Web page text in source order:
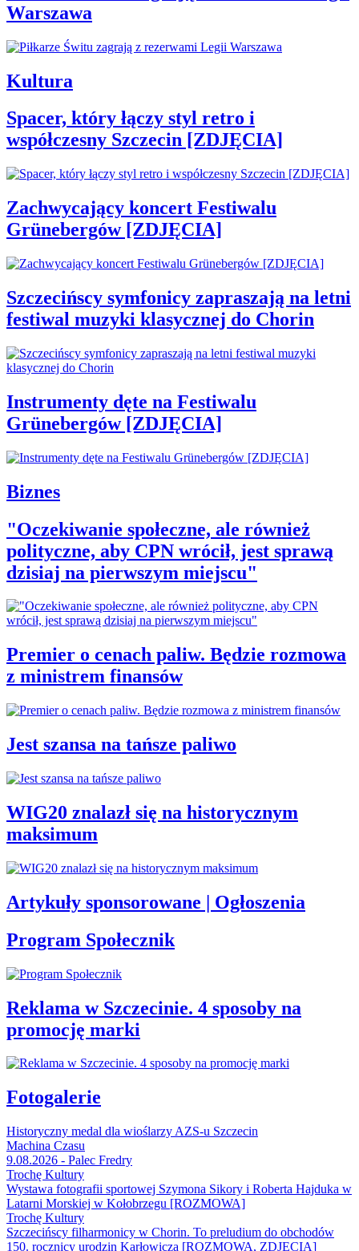
Warszawa
Kultura
Spacer, który łączy styl retro i
współczesny Szczecin [ZDJĘCIA]
Zachwycający koncert Festiwalu
Grünebergów [ZDJĘCIA]
Szczecińscy symfonicy zapraszają na letni
festiwal muzyki klasycznej do Chorin
Instrumenty dęte na Festiwalu
Grünebergów [ZDJĘCIA]
Biznes
"Oczekiwanie społeczne, ale również
polityczne, aby CPN wrócił, jest sprawą
dzisiaj na pierwszym miejscu"
Premier o cenach paliw. Będzie rozmowa
z ministrem finansów
Jest szansa na tańsze paliwo
WIG20 znalazł się na historycznym
maksimum
Artykuły sponsorowane | Ogłoszenia
Program Społecznik
Reklama w Szczecinie. 4 sposoby na
promocję marki
Fotogalerie
Historyczny medal dla wioślarzy AZS-u Szczecin
Machina Czasu
9.08.2026 - Palec Fredry
Trochę Kultury
Wystawa fotografii sportowej Szymona Sikory i Roberta Hajduka w
Latarni Morskiej w Kołobrzegu [ROZMOWA]
Trochę Kultury
Szczecińscy filharmonicy w Chorin. To preludium do obchodów
150. rocznicy urodzin Karłowicza [ROZMOWA, ZDJĘCIA]